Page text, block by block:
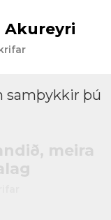
Akureyri
meira
samþykkir þú